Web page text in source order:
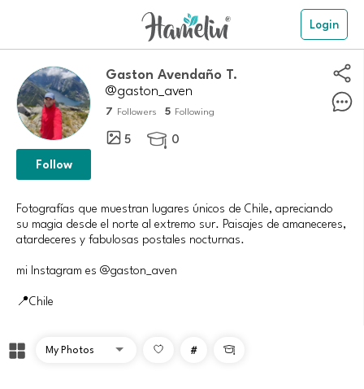
Login
Gaston Avendaño T.
@gaston_aven
7 Followers 5 Following
5  0
Follow
Fotografías que muestran lugares únicos de Chile, apreciando
su magia desde el norte al extremo sur. Paisajes de amaneceres,
atardeceres y fabulosas postales nocturnas.
mi Instagram es @gaston_aven
# 